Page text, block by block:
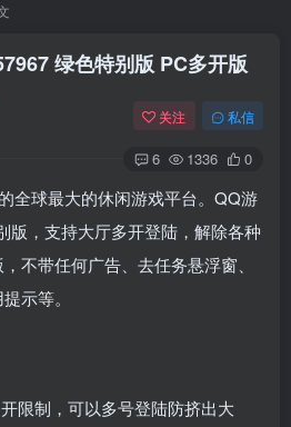
绿色特别版 PC多开版
关注 私信
6 1336 0
全球最大的休闲游戏平台。QQ游
版，支持大厅多开登陆，解除各种
不带任何广告、去任务悬浮窗、
示等。
限制，可以多号登陆防挤出大